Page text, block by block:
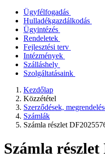
Ügyfélfogadás
Hulladékgazdálkodás
Ügyintézés
Rendeletek
Fejlesztési terv
Intézmények
Szálláshely
Szolgáltatásaink
Kezdőlap
Közzététel
Szerződések,
Számlák
Számla részlet
Számla részlet